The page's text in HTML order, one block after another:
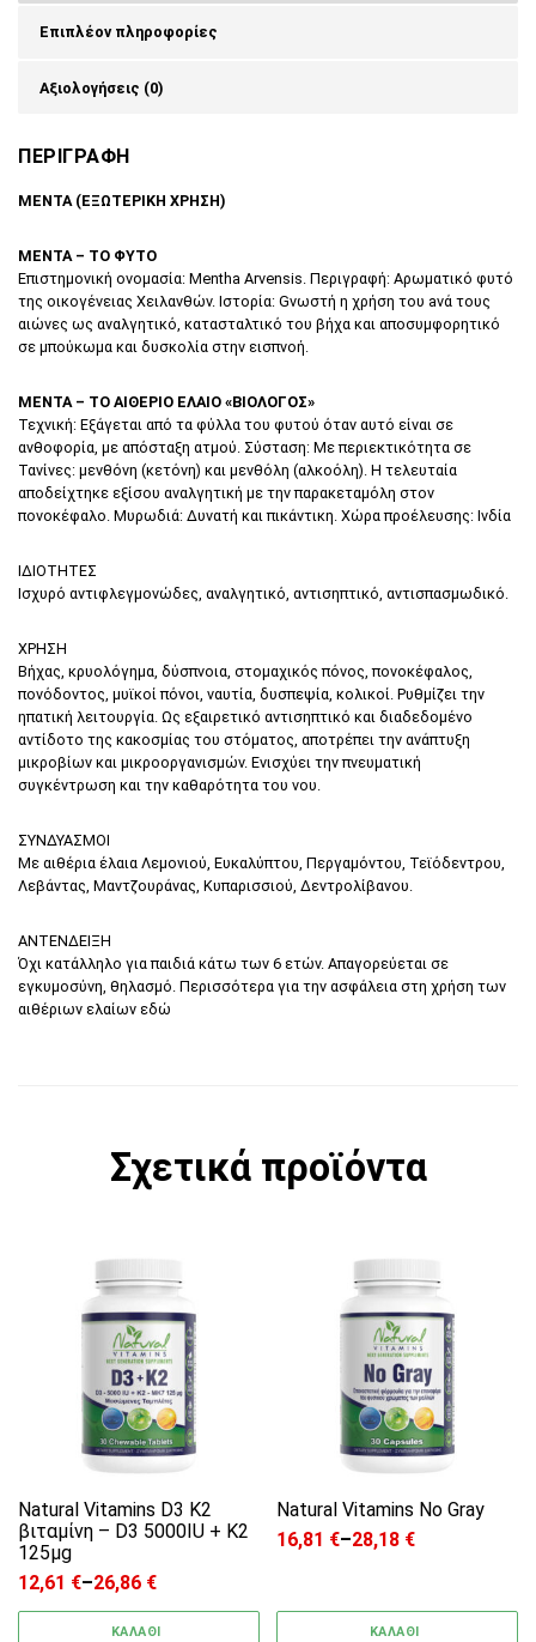
Επιπλέον πληροφορίες
Αξιολογήσεις (0)
ΠΕΡΙΓΡΑΦΗ
ΜΕΝΤΑ (ΕΞΩΤΕΡΙΚΗ ΧΡΗΣΗ)
ΜΕΝΤΑ – ΤΟ ΦΥΤΟ
Επιστημονική ονομασία: Mentha Arvensis. Περιγραφή: Αρωματικό φυτό
της οικογένειας Χειλανθών. Ιστορία: Gνωστή η χρήση του aνά τους
αιώνες ως αναλγητικό, κατασταλτικό του βήχα και αποσυμφορητικό
σε μπούκωμα και δυσκολία στην εισπνοή.
ΜΕΝΤΑ – ΤΟ ΑΙΘΕΡΙΟ ΕΛΑΙΟ «ΒΙΟΛΟΓΟΣ»
Τεχνική: Εξάγεται από τα φύλλα του φυτού όταν αυτό είναι σε
ανθοφορία, με απόσταξη ατμού. Σύσταση: Με περιεκτικότητα σε
Τανίνες: μενθόνη (κετόνη) και μενθόλη (αλκοόλη). Η τελευταία
αποδείχτηκε εξίσου αναλγητική με την παρακεταμόλη στον
πονοκέφαλο. Μυρωδιά: Δυνατή και πικάντικη. Χώρα προέλευσης: Ινδία
ΙΔΙΟΤΗΤΕΣ
Ισχυρό αντιφλεγμονώδες, αναλγητικό, αντισηπτικό, αντισπασμωδικό.
ΧΡΗΣΗ
Βήχας, κρυολόγημα, δύσπνοια, στομαχικός πόνος, πονοκέφαλος,
πονόδοντος, μυϊκοί πόνοι, ναυτία, δυσπεψία, κολικοί. Ρυθμίζει την
ηπατική λειτουργία. Ως εξαιρετικό αντισηπτικό και διαδεδομένο
αντίδοτο της κακοσμίας του στόματος, αποτρέπει την ανάπτυξη
μικροβίων και μικροοργανισμών. Ενισχύει την πνευματική
συγκέντρωση και την καθαρότητα του νου.
ΣΥΝΔΥΑΣΜΟΙ
Με αιθέρια έλαια Λεμονιού, Ευκαλύπτου, Περγαμόντου, Τεϊόδεντρου,
Λεβάντας, Μαντζουράνας, Κυπαρισσιού, Δεντρολίβανου.
ΑΝΤΕΝΔΕΙΞΗ
Όχι κατάλληλο για παιδιά κάτω των 6 ετών. Απαγορεύεται σε
εγκυμοσύνη, θηλασμό. Περισσότερα για την ασφάλεια στη χρήση των
αιθέριων ελαίων εδώ
Σχετικά προϊόντα
Natural Vitamins D3 K2
βιταμίνη – D3 5000IU + K2
125μg
12,61 €–26,86 €
Price range: 12,61 € through 26,86 €
ΚΑΛΑΘΙ
Αυτό το προϊόν έχει πολλαπλές
Natural Vitamins No Gray
16,81 €–28,18 €
Price range: 16,81 € through
ΚΑΛΑΘΙ
Αυτό το προϊόν έχει